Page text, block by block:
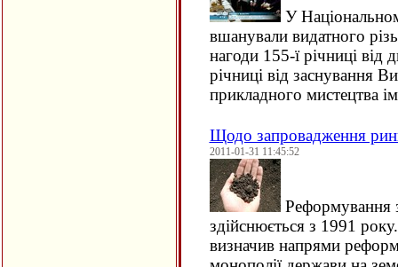
У
вшанували видатного
нагоди 155-ї річниці від
річниці від заснування
прикладного мистецтва
Щодо запровадження
2011-01-31 11:45:52
Реформування
здійснюється з 1991
визначив напрями